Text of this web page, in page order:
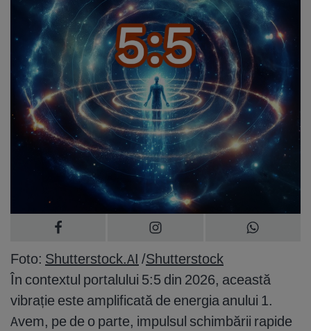
Foto: Shutterstock.AI /Shutterstock
În contextul portalului 5:5 din 2026, această
vibrație este amplificată de energia anului 1.
Avem, pe de o parte, impulsul schimbării rapide